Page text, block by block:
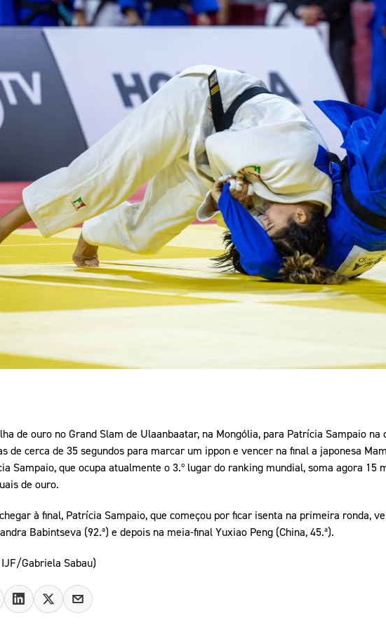
de ouro no Grand Slam de Ulaanbaatar, na Mongólia, para Patrícia Sampaio
de cerca de 35 segundos para marcar um ippon e vencer na final a japonesa
Sampaio, que ocupa atualmente o 3.º lugar do ranking mundial, soma agora 15
de ouro.
à final, Patrícia Sampaio, que começou por ficar isenta na primeira ronda,
Babintseva (92.ª) e depois na meia-final Yuxiao Peng (China, 45.ª).
Gabriela Sabau)